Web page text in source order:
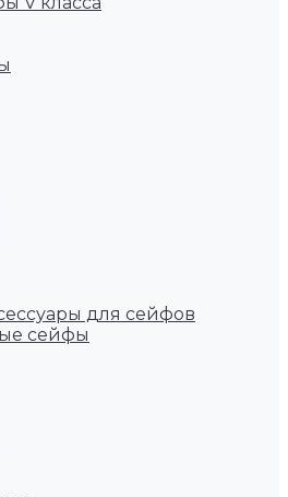
для сейфов
сейфы